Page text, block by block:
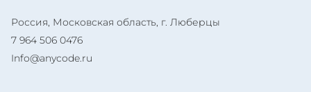
Россия, Московская область, г. Люберцы
7 964 506 0476
Info@anycode.ru